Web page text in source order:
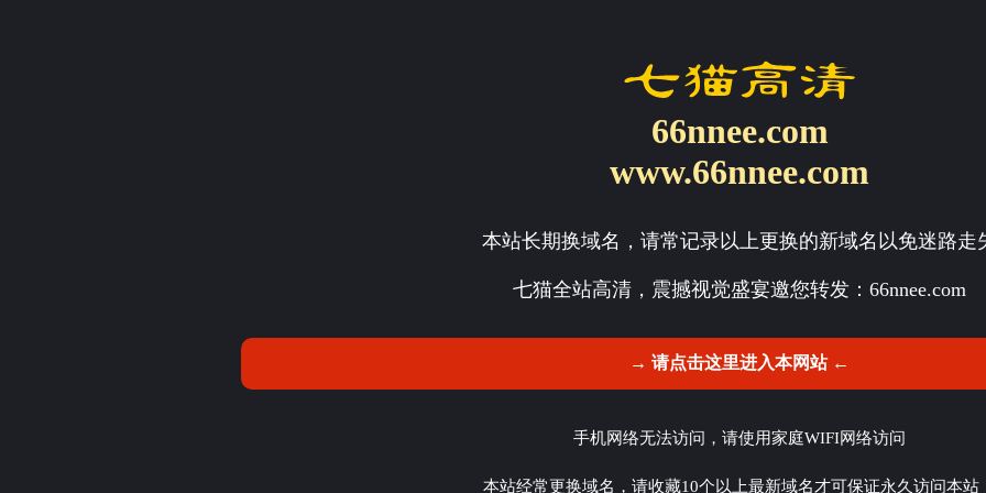
66nnee.com
www.66nnee.com
本站长期换域名，请常记录以上更换的新域名以免迷路走
七猫全站高清，震撼视觉盛宴邀您转发： 66nnee.com
→ 请点击这里进入本网站 ←
手机网络无法访问，请使用家庭WIFI网络访问
本站经常更换域名，请收藏10个以上最新域名才可保证永久访问本站